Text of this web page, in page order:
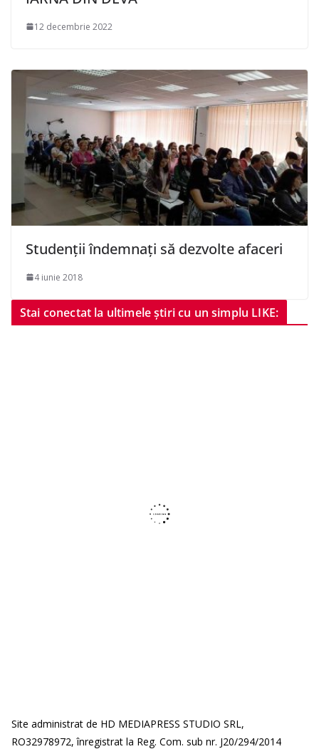
12 decembrie 2022
Studenții îndemnați să dezvolte afaceri
4 iunie 2018
Stai conectat la ultimele știri cu un simplu LIKE:
Site administrat de HD MEDIAPRESS STUDIO SRL,
RO32978972, înregistrat la Reg. Com. sub nr. J20/294/2014